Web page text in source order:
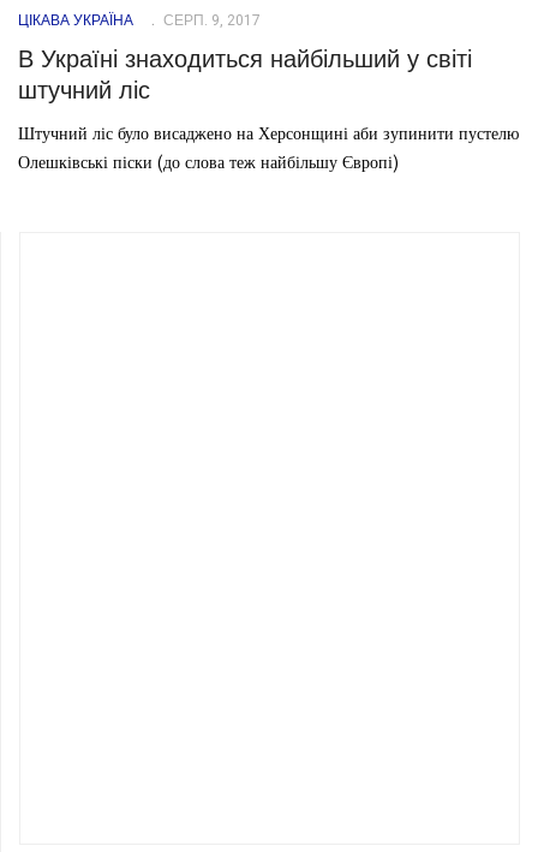
ЦІКАВА УКРАЇНА СЕРП. 9, 2017
В Україні знаходиться найбільший у світі
штучний ліс
Штучний ліс було висаджено на Херсонщині аби зупинити пустелю
Олешківські піски (до слова теж найбільшу Європі)